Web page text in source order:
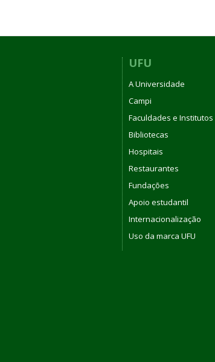
UFU
A Universidade
Campi
Faculdades e Institutos
Bibliotecas
Hospitais
Restaurantes
Fundações
Apoio estudantil
Internacionalização
Uso da marca UFU